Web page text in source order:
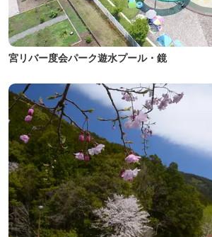
宮リバー度会パーク遊水プール・鏡